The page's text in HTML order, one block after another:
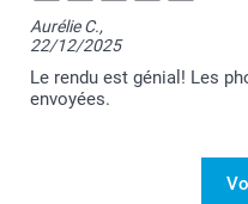
Aurélie C.,
22/12/2025
Le rendu est génial! Les
envoyées.